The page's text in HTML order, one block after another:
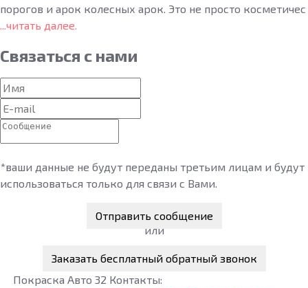
порогов и арок колесных арок. Это не просто косметичес
...читать далее.
Связаться с нами
*ваши данные не будут переданы третьим лицам и будут
использоваться только для связи с Вами.
Отправить сообщение
или
Заказать бесплатный обратный звонок
Покраска Авто 32 Контакты: